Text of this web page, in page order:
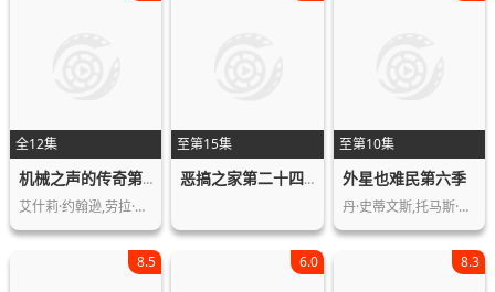
全12集
机械之声的传奇第四季
艾什莉·约翰逊,劳拉·贝利,特拉维斯·…
至第15集
恶搞之家第二十四季
至第10集
外星也难民第六季
丹·史蒂文斯,托马斯·米德蒂奇,玛丽·…
8.5 6.0 8.3